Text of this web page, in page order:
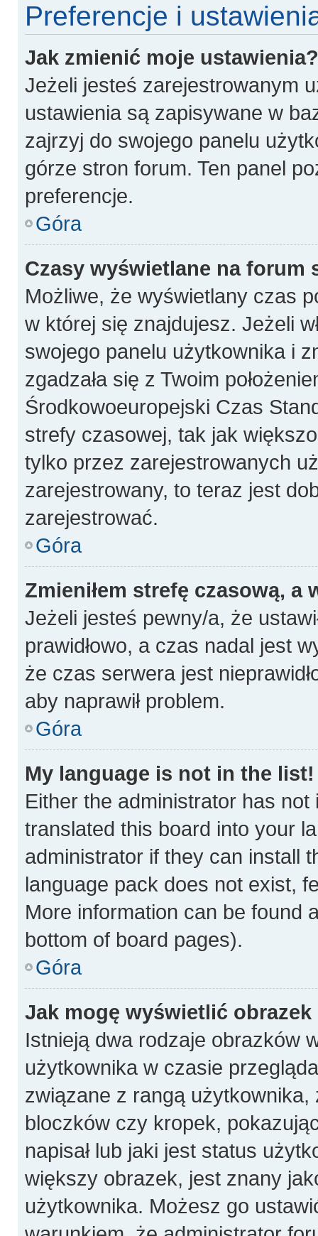
Preferencje i
Jak zmienić moje ustawienia?
Jeżeli jesteś zarejestrowanym
ustawienia są zapisywane w
zajrzyj do swojego panelu
górze stron forum. Ten panel
preferencje.
Góra
Czasy wyświetlane na forum
Możliwe, że wyświetlany czas
w której się znajdujesz. Jeżeli
swojego panelu użytkownika i
zgadzała się z Twoim
Środkowoeuropejski Czas
strefy czasowej, tak jak
tylko przez zarejestrowanych
zarejestrowany, to teraz jest
zarejestrować.
Góra
Zmieniłem strefę czasową, a
Jeżeli jesteś pewny/a, że
prawidłowo, a czas nadal jest
że czas serwera jest
aby naprawił problem.
Góra
My language is not in the list!
Either the administrator has
translated this board into your
administrator if they can install
language pack does not exist,
More information can be found
bottom of board pages).
Góra
Jak mogę wyświetlić
Istnieją dwa rodzaje obrazków
użytkownika w czasie
związane z rangą
bloczków czy kropek,
napisał lub jaki jest status
większy obrazek, jest znany
użytkownika. Możesz go